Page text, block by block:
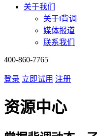
关于我们
关于i背调
媒体报道
联系我们
400-860-7765
登录 立即试用 注册
资源中心